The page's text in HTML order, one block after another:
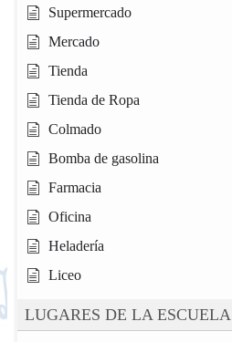
Supermercado
Mercado
Tienda
Tienda de Ropa
Colmado
Bomba de gasolina
Farmacia
Oficina
Heladería
Liceo
LUGARES DE LA ESCUELA